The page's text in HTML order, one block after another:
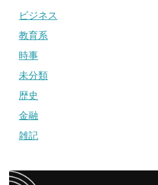
ビジネス
教育系
時事
未分類
歴史
金融
雑記